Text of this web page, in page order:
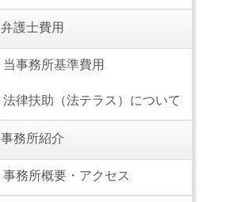
弁護士費用
当事務所基準費用
法律扶助（法テラス）について
事務所紹介
事務所概要・アクセス